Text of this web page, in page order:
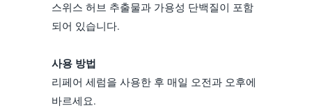
스위스 허브 추출물과 가용성 단백질이 포함
되어 있습니다.
사용 방법
리페어 세럼을 사용한 후 매일 오전과 오후에
바르세요.